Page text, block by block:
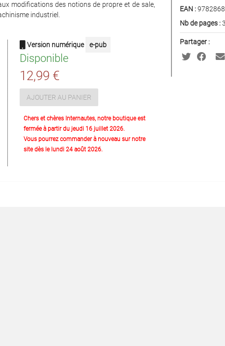
modifications des notions de propre et de sale,
industriel.
Version numérique e-pub
Disponible
12,99 €
AJOUTER AU PANIER
Chers et chères Internautes, notre boutique est
fermée à partir du jeudi 16 juillet 2026.
Vous pourrez commander à nouveau sur notre
site dès le lundi 24 août 2026.
EAN :
Nb de pages :
Partager :